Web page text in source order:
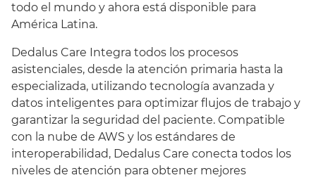
todo el mundo y ahora está disponible para
América Latina.
Dedalus Care Integra todos los procesos
asistenciales, desde la atención primaria hasta la
especializada, utilizando tecnología avanzada y
datos inteligentes para optimizar flujos de trabajo y
garantizar la seguridad del paciente. Compatible
con la nube de AWS y los estándares de
interoperabilidad, Dedalus Care conecta todos los
niveles de atención para obtener mejores